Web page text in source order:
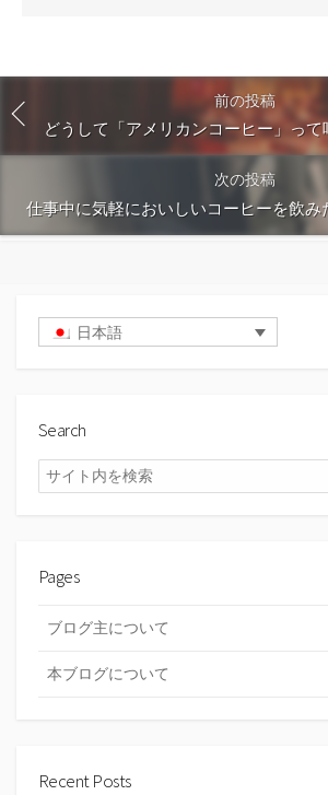
る
前の投稿
どうして「アメリカンコーヒー」って
次の投稿
仕事中に気軽においしいコーヒーを飲み
日本語
Search
検
索
Pages
ブログ主について
本ブログについて
Recent Posts